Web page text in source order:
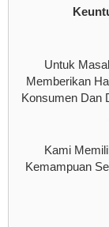
Untuk
Memberikan
Konsumen Dan
Kami
Kemampuan